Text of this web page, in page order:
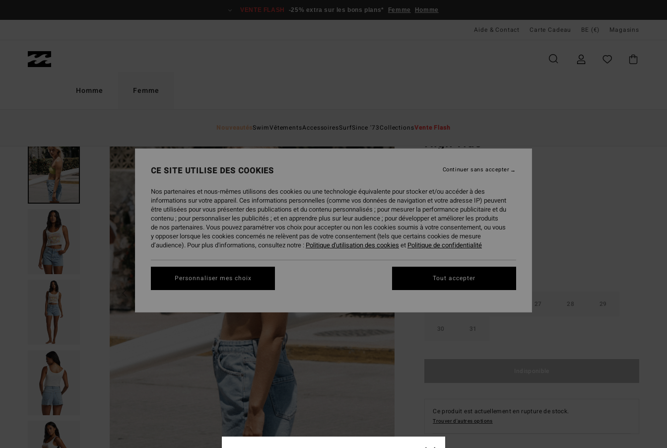
VENTE FLASH -25% extra sur les bons plans* Femme Homme
Aide & Contact Carte Cadeau BE (€) Magasins
Homme Femme
NouveautésSwimVêtementsAccessoiresSurfSince '73CollectionsVente Flash
High Tide
VENTE FLASH 25% EXTRA
CouleurSoft Indigo
27 28 29
30 31
Ce produit est actuellement en rupture de stock.
Trouver d'autres options
CE SITE UTILISE DES COOKIES
Nos partenaires et nous-mêmes utilisons des cookies ou une technologie équivalente pour stocker et/ou accéder à des
informations sur votre appareil. Ces informations personnelles (comme vos données de navigation et votre adresse IP) peuvent
être utilisées pour vous présenter des publications et du contenu personnalisés ; pour mesurer la performance publicitaire et du
contenu ; pour personnaliser les publicités ; et en apprendre plus sur leur audience ; pour développer et améliorer les produits
de nos partenaires. Vous pouvez paramétrer vos choix pour accepter ou non les cookies soumis à votre consentement, ou vous
y opposer lorsque les cookies concernés ne relèvent pas de votre consentement (tels que certains cookies de mesure
d’audience). Pour plus d'informations, consultez notre : Politique d'utilisation des cookies et Politique de confidentialité
Personnaliser mes choix
Continuer sans accepter
Tout accepter